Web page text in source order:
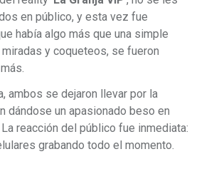
en público, y esta vez fue
había algo más que una simple
y coqueteos, se fueron
ambos se dejaron llevar por la
dándose un apasionado beso en
reacción del público fue inmediata:
grabando todo el momento.